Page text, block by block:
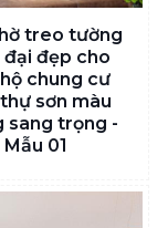
treo tường
đại đẹp cho
chung cư
sơn màu
sang trọng -
Mẫu 01